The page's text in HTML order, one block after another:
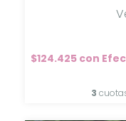
$124.425 con
3